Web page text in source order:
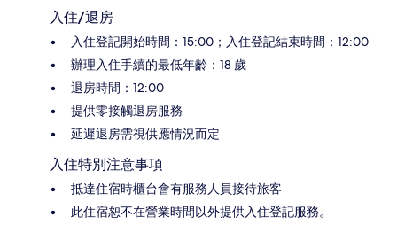
入住/退房
入住登記開始時間：15:00；入住登記結束時間：12:00
辦理入住手續的最低年齡：18 歲
退房時間：12:00
提供零接觸退房服務
延遲退房需視供應情況而定
入住特別注意事項
抵達住宿時櫃台會有服務人員接待旅客
此住宿恕不在營業時間以外提供入住登記服務。